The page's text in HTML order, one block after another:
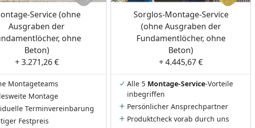
Service (ohne
Ausgraben der
ohne
Beton)
+ 3.271,26 €
Montageteams
Montage
Terminvereinbarung
Festpreis
Sorglos-Montage-Service
(ohne Ausgraben der
Fundamentlöcher, ohne
Beton)
+ 4.445,67 €
Alle 5 Montage-Service-Vorteile
inbegriffen
Persönlicher Ansprechpartner
Produktcheck vorab durch uns